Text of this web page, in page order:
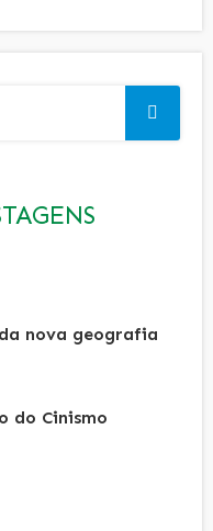
nova geografia
do Cinismo